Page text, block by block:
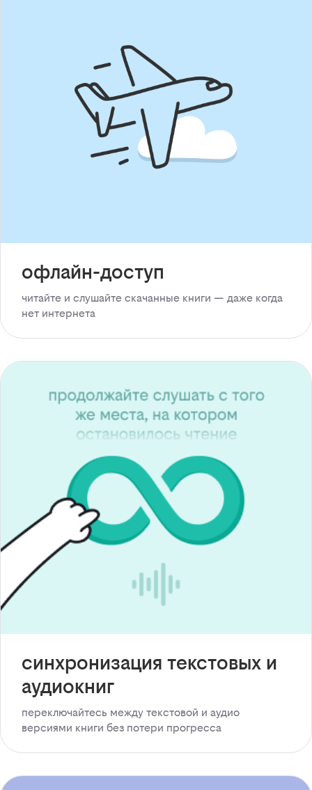
офлайн-доступ
читайте и слушайте скачанные книги — даже когда
нет интернета
синхронизация текстовых и
аудиокниг
переключайтесь между текстовой и аудио
версиями книги без потери прогресса